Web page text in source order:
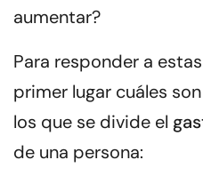
aumentar?
Para responder a
primer lugar cuáles
los que se divide el
de una persona: